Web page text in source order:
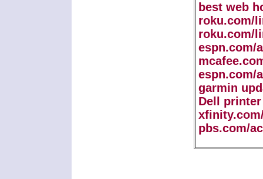
best web
roku.com/
roku.com/
espn.com/
espn.com/
garmin
Dell
pbs.com/